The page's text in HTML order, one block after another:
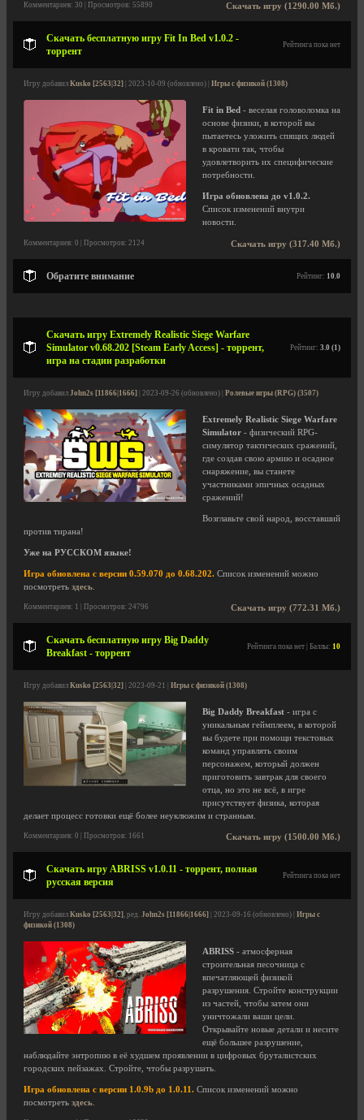
Скачать игру (1290.00 Мб.)
Комментариев: 30 | Просмотров: 55890
Скачать бесплатную игру Fit In Bed v1.0.2 -
торрент
Рейтинга пока нет
Игру добавил Kusko [2563|32] | 2023-10-09 (обновлено) | Игры с физикой (1308)
Fit in Bed - веселая головоломка на
основе физики, в которой вы
пытаетесь уложить спящих людей
в кровати так, чтобы
удовлетворить их специфические
потребности.
Игра обновлена до v1.0.2.
Список изменений внутри
новости.
Скачать игру (317.40 Мб.)
Комментариев: 0 | Просмотров: 2124
Обратите внимание Рейтинг: 10.0
Скачать игру Extremely Realistic Siege Warfare
Simulator v0.68.202 [Steam Early Access] - торрент,
игра на стадии разработки
Рейтинг: 3.0 (1)
Игру добавил John2s [11866|1666] | 2023-09-26 (обновлено) | Ролевые игры (RPG) (3507)
Extremely Realistic Siege Warfare
Simulator - физический RPG-
симулятор тактических сражений,
где создав свою армию и осадное
снаряжение, вы станете
участниками эпичных осадных
сражений!
Возглавьте свой народ, восставший
против тирана!
Уже на РУССКОМ языке!
Игра обновлена с версии 0.59.070 до 0.68.202. Список изменений можно
посмотреть здесь
Скачать игру (772.31 Мб.)
Комментариев: 1 | Просмотров: 24796
Скачать бесплатную игру Big Daddy
Breakfast - торрент
Рейтинга пока нет | Баллы: 10
Игру добавил Kusko [2563|32] | 2023-09-21 | Игры с физикой (1308)
Big Daddy Breakfast - игра с
уникальным геймплеем, в которой
вы будете при помощи текстовых
команд управлять своим
персонажем, который должен
приготовить завтрак для своего
отца, но это не всё, в игре
присутствует физика, которая
делает процесс готовки ещё более неуклюжим и странным.
Скачать игру (1500.00 Мб.)
Комментариев: 0 | Просмотров: 1661
Скачать игру ABRISS v1.0.11 - торрент, полная
русская версия
Рейтинга пока нет
Игру добавил Kusko [2563|32], ред. John2s [11866|1666] | 2023-09-16 (обновлено) | Игры с
физикой (1308)
ABRISS - атмосферная
строительная песочница с
впечатляющей физикой
разрушения. Стройте конструкции
из частей, чтобы затем они
уничтожали ваши цели.
Открывайте новые детали и несите
ещё большее разрушение,
наблюдайте энтропию в её худшем проявлении в цифровых бруталистских
городских пейзажах. Стройте, чтобы разрушать.
Игра обновлена с версии 1.0.9b до 1.0.11. Список изменений можно
посмотреть здесь